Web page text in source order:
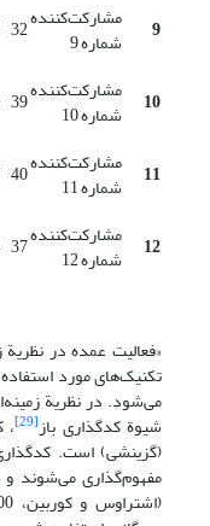
9 مشارکت‌کننده
شماره 9 32
10 مشارکت‌کننده
شماره 10 39
11 مشارکت‌کننده
شماره 11 40
12 مشارکت‌کننده
شماره 12 37
«فعالیت عمده در
تکنیک‌های مورد
می‌شود. در نظریة
شیوة کدگذاری باز[29] ،
(گزینشی) است.
مفهوم‌گذاری می‌شوند